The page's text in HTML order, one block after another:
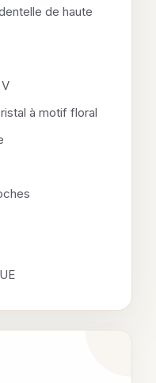
de haute
à motif floral